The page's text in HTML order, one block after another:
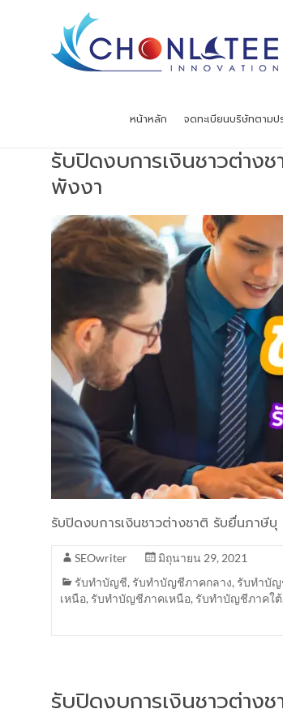
หน้าหลัก จดทะเบียนบริษัทตามป
รับปิดงบการเงินชาวต่าง
พังงา
รับปิดงบการเงินชาวต่างชาติ รับยื่นภาษีบุ
SEOwriter
มิถุนายน 29, 2021
รับทำบัญชี, รับทำบัญชีภาคกลาง, รับทำบั
เหนือ, รับทำบัญชีภาคเหนือ, รับทำบัญชีภาคใต้
รับปิดงบการเงินชาวต่าง